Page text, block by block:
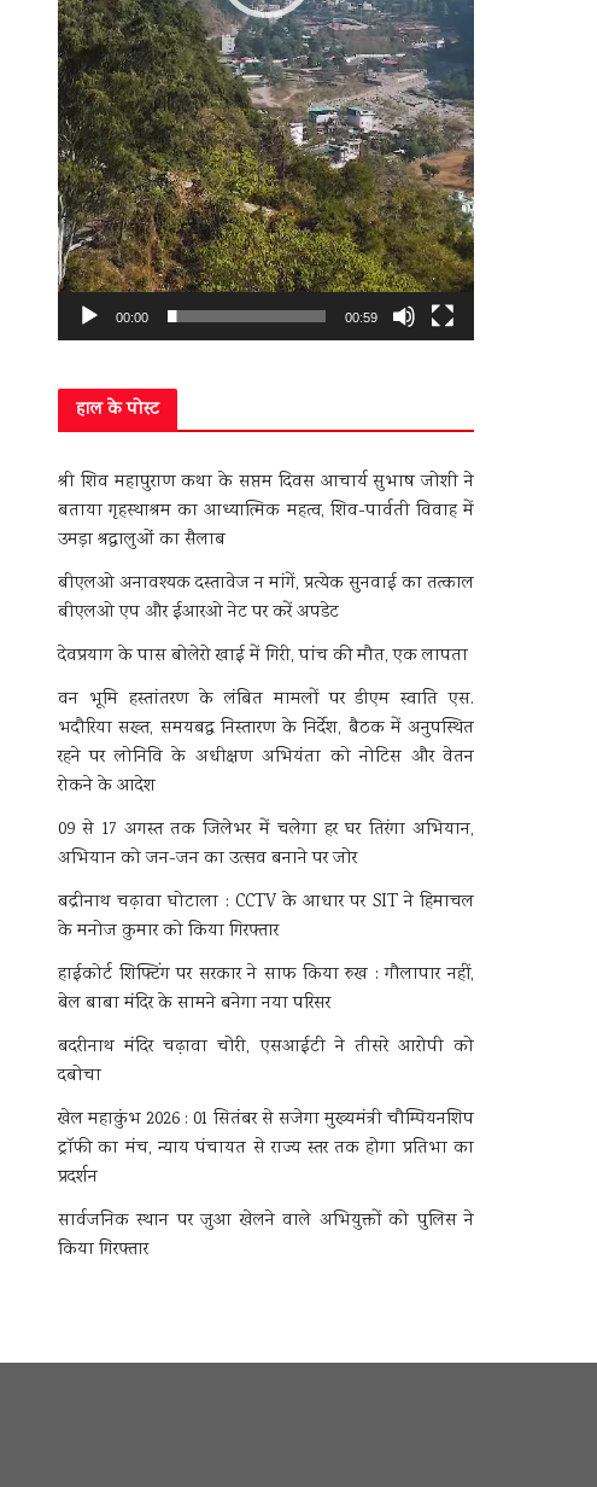
00:00 00:59
हाल के पोस्ट
श्री शिव महापुराण कथा के सप्तम दिवस आचार्य सुभाष जोशी ने
बताया गृहस्थाश्रम का आध्यात्मिक महत्व, शिव-पार्वती विवाह में
उमड़ा श्रद्धालुओं का सैलाब
बीएलओ अनावश्यक दस्तावेज न मांगें, प्रत्येक सुनवाई का तत्काल
बीएलओ एप और ईआरओ नेट पर करें अपडेट
देवप्रयाग के पास बोलेरो खाई में गिरी, पांच की मौत, एक लापता
वन भूमि हस्तांतरण के लंबित मामलों पर डीएम स्वाति एस.
भदौरिया सख्त, समयबद्ध निस्तारण के निर्देश, बैठक में अनुपस्थित
रहने पर लोनिवि के अधीक्षण अभियंता को नोटिस और वेतन
रोकने के आदेश
09 से 17 अगस्त तक जिलेभर में चलेगा हर घर तिरंगा अभियान,
अभियान को जन-जन का उत्सव बनाने पर जोर
बद्रीनाथ चढ़ावा घोटाला : CCTV के आधार पर SIT ने हिमाचल
के मनोज कुमार को किया गिरफ्तार
हाईकोर्ट शिफ्टिंग पर सरकार ने साफ किया रुख : गौलापार नहीं,
बेल बाबा मंदिर के सामने बनेगा नया परिसर
बदरीनाथ मंदिर चढ़ावा चोरी, एसआईटी ने तीसरे आरोपी को
दबोचा
खेल महाकुंभ 2026 : 01 सितंबर से सजेगा मुख्यमंत्री चौम्पियनशिप
ट्रॉफी का मंच, न्याय पंचायत से राज्य स्तर तक होगा प्रतिभा का
प्रदर्शन
सार्वजनिक स्थान पर जुआ खेलने वाले अभियुक्तों को पुलिस ने
किया गिरफ्तार